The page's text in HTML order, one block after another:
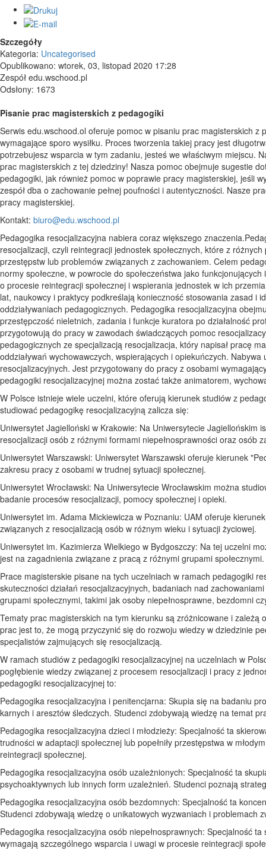
Szczegóły
Kategoria: Uncategorised
Opublikowano: wtorek, 03, listopad 2020 17:28
Zespół edu.wschood.pl
Odsłony: 1673
Pisanie prac magisterskich z pedagogiki
Serwis edu.wschood.ol oferuje pomoc w pisaniu prac magisterskich
wymagające sporo wysiłku. Proces tworzenia takiej pracy jest
potrzebujesz wsparcia w tym zadaniu, jesteś we właściwym miejscu.
prac magisterskich z tej dziedziny! Nasza pomoc obejmuje sugestie
pedagogiki, jak również pomoc w poprawie pracy magisterskiej, jeśli
zespół dba o zachowanie pełnej poufności i autentyczności. Nasze
pracy magisterskiej.
Kontakt: biuro@edu.wschood.pl
Pedagogika resocjalizacyjna nabiera coraz większego
resocjalizacji, czyli reintegracji jednostek społecznych, które z
przestępstw lub problemów związanych z zachowaniem. Celem
normy społeczne, w powrocie do społeczeństwa jako
o procesie reintegracji społecznej i wspierania jednostek w ich
lat, naukowcy i praktycy podkreślają konieczność stosowania zasad i
oddziaływaniach pedagogicznych. Pedagogika resocjalizacyjna
przestępczość nieletnich, zadania i funkcje kuratora po działalność
przygotowują do pracy w zawodach świadczących pomoc
pedagogicznych ze specjalizacją resocjalizacja, który napisał pracę
oddziaływań wychowawczych, wspierających i opiekuńczych.
resocjalizacyjnych. Jest przygotowany do pracy z osobami
pedagogiki resocjalizacyjnej można zostać także animatorem,
W Polsce istnieje wiele uczelni, które oferują kierunek studiów z
studiować pedagogikę resocjalizacyjną zalicza się:
Uniwersytet Jagielloński w Krakowie: Na Uniwersytecie
resocjalizacji osób z różnymi formami niepełnosprawności oraz osób
Uniwersytet Warszawski: Uniwersytet Warszawski oferuje kierunek
zakresu pracy z osobami w trudnej sytuacji społecznej.
Uniwersytet Wrocławski: Na Uniwersytecie Wrocławskim można
badanie procesów resocjalizacji, pomocy społecznej i opieki.
Uniwersytet im. Adama Mickiewicza w Poznaniu: UAM oferuje
związanych z resocjalizacją osób w różnym wieku i sytuacji życiowej.
Uniwersytet im. Kazimierza Wielkiego w Bydgoszczy: Na tej uczelni
jest na zagadnienia związane z pracą z różnymi grupami społecznymi.
Prace magisterskie pisane na tych uczelniach w ramach pedagogiki
skuteczności działań resocjalizacyjnych, badaniach nad
grupami społecznymi, takimi jak osoby niepełnosprawne, bezdomni
Tematy prac magisterskich na tym kierunku są zróżnicowane i
prac jest to, że mogą przyczynić się do rozwoju wiedzy w dziedzinie
specjalistów zajmujących się resocjalizacją.
W ramach studiów z pedagogiki resocjalizacyjnej na uczelniach w
pogłębienie wiedzy związanej z procesem resocjalizacji i pracy z
pedagogiki resocjalizacyjnej to:
Pedagogika resocjalizacyjna i penitencjarna: Skupia się na badaniu
karnych i aresztów śledczych. Studenci zdobywają wiedzę na temat
Pedagogika resocjalizacyjna dzieci i młodzieży: Specjalność ta
trudności w adaptacji społecznej lub popełniły przestępstwa w
reintegracji społecznej.
Pedagogika resocjalizacyjna osób uzależnionych: Specjalność ta
psychoaktywnych lub innych form uzależnień. Studenci poznają
Pedagogika resocjalizacyjna osób bezdomnych: Specjalność ta
Studenci zdobywają wiedzę o unikatowych wyzwaniach i problemach
Pedagogika resocjalizacyjna osób niepełnosprawnych: Specjalność
wymagają szczególnego wsparcia i uwagi w procesie reintegracji